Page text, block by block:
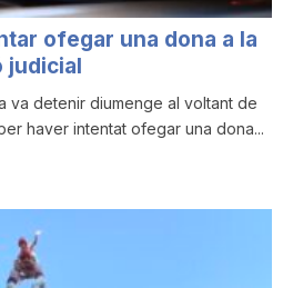
ofegar una dona a la
judicial
va detenir diumenge al voltant de
haver intentat ofegar una dona...